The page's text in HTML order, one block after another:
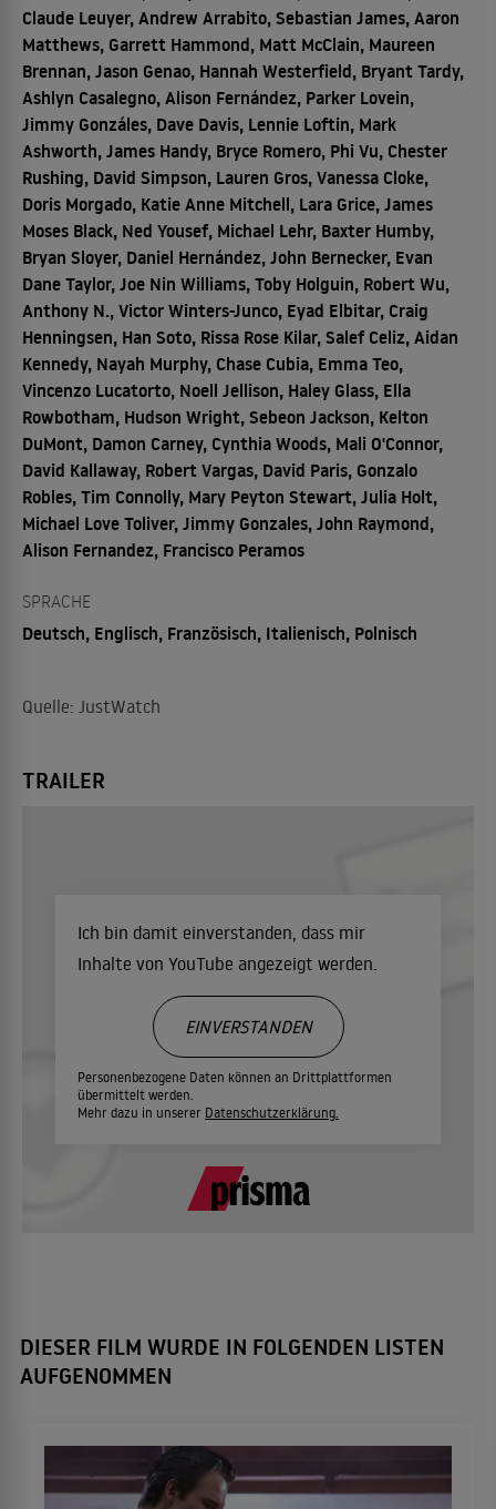
Claude Leuyer, Andrew Arrabito, Sebastian James, Aaron
Matthews, Garrett Hammond, Matt McClain, Maureen
Brennan, Jason Genao, Hannah Westerfield, Bryant Tardy,
Ashlyn Casalegno, Alison Fernández, Parker Lovein,
Jimmy Gonzáles, Dave Davis, Lennie Loftin, Mark
Ashworth, James Handy, Bryce Romero, Phi Vu, Chester
Rushing, David Simpson, Lauren Gros, Vanessa Cloke,
Doris Morgado, Katie Anne Mitchell, Lara Grice, James
Moses Black, Ned Yousef, Michael Lehr, Baxter Humby,
Bryan Sloyer, Daniel Hernández, John Bernecker, Evan
Dane Taylor, Joe Nin Williams, Toby Holguin, Robert Wu,
Anthony N., Victor Winters-Junco, Eyad Elbitar, Craig
Henningsen, Han Soto, Rissa Rose Kilar, Salef Celiz, Aidan
Kennedy, Nayah Murphy, Chase Cubia, Emma Teo,
Vincenzo Lucatorto, Noell Jellison, Haley Glass, Ella
Rowbotham, Hudson Wright, Sebeon Jackson, Kelton
DuMont, Damon Carney, Cynthia Woods, Mali O'Connor,
David Kallaway, Robert Vargas, David Paris, Gonzalo
Robles, Tim Connolly, Mary Peyton Stewart, Julia Holt,
Michael Love Toliver, Jimmy Gonzales, John Raymond,
Alison Fernandez, Francisco Peramos
SPRACHE
Deutsch, Englisch, Französisch, Italienisch, Polnisch
Quelle: JustWatch
TRAILER
Ich bin damit einverstanden, dass mir
Inhalte von YouTube angezeigt werden.
Personenbezogene Daten können an Drittplattformen
übermittelt werden.
Mehr dazu in unserer Datenschutzerklärung.
EINVERSTANDEN
DIESER FILM WURDE IN FOLGENDEN LISTEN
AUFGENOMMEN